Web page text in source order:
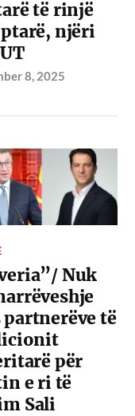
të rinjë
njëri
8, 2025
Nuk
partnerëve të
për
e ri të
Sali